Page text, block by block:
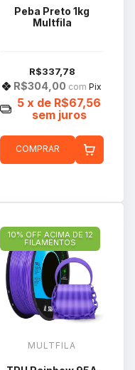
Peba Preto 1kg
Multfila
R$337,78
R$304,00 com Pix
5 x de R$67,56
sem juros
COMPRAR
10% OFF ACIMA DE 12
FILAMENTOS
MULTFILA